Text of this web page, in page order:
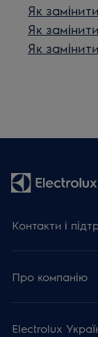
Як
Як
Як
Контакти і
Про компанію
Electrolux